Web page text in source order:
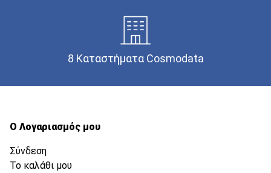
8 Καταστήματα Cosmodata
Ο Λογαριασμός μου
Σύνδεση
Το καλάθι μου